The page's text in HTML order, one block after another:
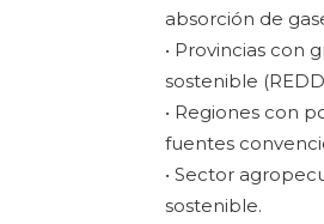
absorción de
• Provincias con
sostenible
• Regiones con
fuentes
• Sector
sostenible.